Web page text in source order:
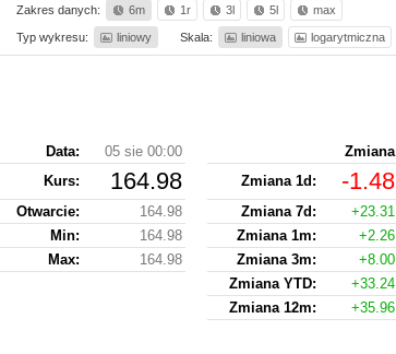
Zakres danych: 6m 1r 3l 5l max
Typ wykresu: liniowy Skala: liniowa logarytmiczna
Data:
05 sie 00:00
Kurs: 164.98
Otwarcie:
164.98
Min:
164.98
Max:
164.98
Zmiana
Zmiana 1d:
-1.48
Zmiana 7d: +23.31
Zmiana 1m:
+2.26
Zmiana 3m:
+8.00
Zmiana YTD:
+33.24
Zmiana 12m:
+35.96